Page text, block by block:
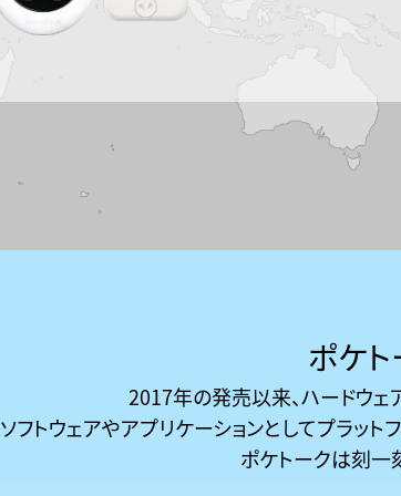
ポケ
2017年の発売以来、ハードウェ
ソフトウェアやアプリケーションとしてプラッ
ポケトークは刻一